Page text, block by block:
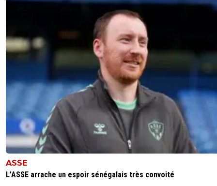
ASSE
L’ASSE arrache un espoir sénégalais très convoité